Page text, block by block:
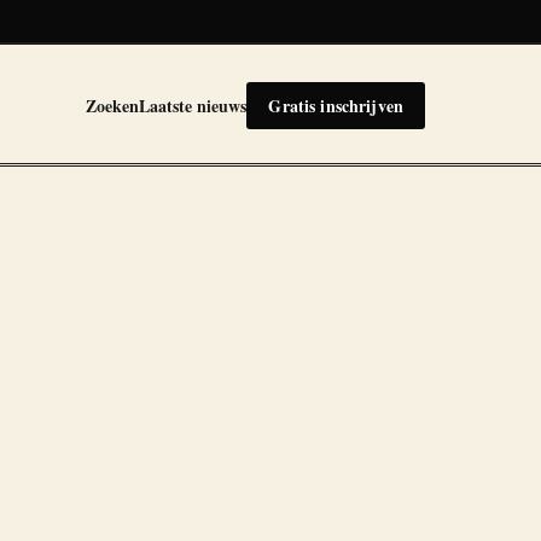
ZoekenLaatste nieuws Gratis inschrijven